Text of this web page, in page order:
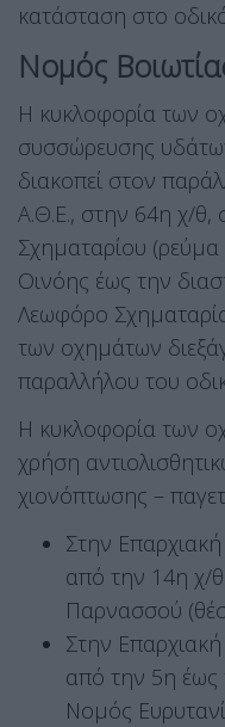
κατάσταση στο
Νομός
Η κυκλοφορία των
συσσώρευσης
διακοπεί στον
Α.Θ.Ε., στην 64η χ/θ,
Σχηματαρίου
Οινόης έως την
Λεωφόρο
των οχημάτων
παραλλήλου του
Η κυκλοφορία των
χρήση
χιονόπτωσης –
Στην
από την 14η χ/
Παρνασσού
Στην
από την 5η έως
Νομός